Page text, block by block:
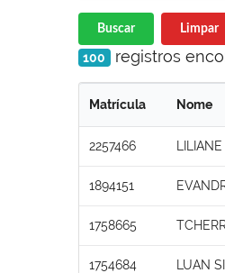
Buscar Limpar
100 registros
Matrícula Nome
2257466
1894151
1758665
1754684 LUAN